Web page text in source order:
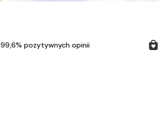
99,6% pozytywnych opinii